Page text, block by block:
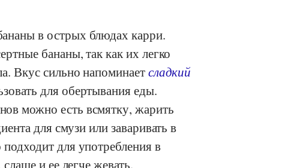
в острых блюдах карри.
бананы, так как их легко
Вкус сильно напоминаетсладкий
для обертывания еды.
можно есть всмятку, жарить
для смузи или заваривать в
для употребления в
и ее легче жевать.